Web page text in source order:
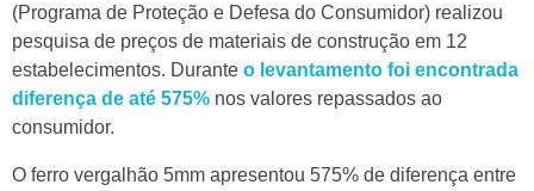
(Programa de Proteção e Defesa do Consumidor) realizou
pesquisa de preços de materiais de construção em 12
estabelecimentos. Durante o levantamento foi encontrada
diferença de até 575% nos valores repassados ao
consumidor.
O ferro vergalhão 5mm apresentou 575% de diferença entre